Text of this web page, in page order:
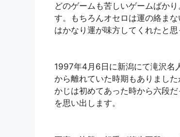
どのゲームも苦しいゲームばか
す。もちろんオセロは運の絡ま
はかなり運が味方してくれたと思
1997年4月6日に新潟にて滝沢名
から離れていた時期もありまし
かじは初めてあった時から六段
を思い出します。